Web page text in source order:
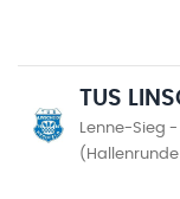
TUS
Lenne-Sieg